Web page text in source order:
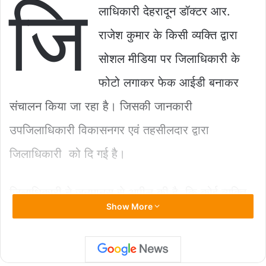
c
e
b
k
at
s
p
ai
l
p
y
Li
k
ar
e
जि
लाधिकारी देहरादून डॉक्टर आर.
राजेश कुमार के किसी व्यक्ति द्वारा
सोशल मीडिया पर जिलाधिकारी के
फोटो लगाकर फेक आईडी बनाकर
संचालन किया जा रहा है। जिसकी जानकारी
उपजिलाधिकारी विकासनगर एवं तहसीलदार द्वारा
जिलाधिकारी को दि गई है।
जिलाधिकारी ने जनमानस से अपील की है, कि कोई व्यक्ति
जिलाधिकारी (उनके) के नाम से फेक आईडी से वार्तालाप
करते हैं ,तो तत्काल थाने अथवा साइबर सेल के नंबर 1930
Show More